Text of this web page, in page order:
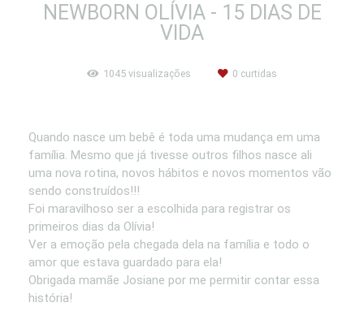
NEWBORN OLÍVIA - 15 DIAS DE
VIDA
1045 visualizações 0 curtidas
Quando nasce um bebê é toda uma mudança em uma
família. Mesmo que já tivesse outros filhos nasce ali
uma nova rotina, novos hábitos e novos momentos vão
sendo construídos!!!
Foi maravilhoso ser a escolhida para registrar os
primeiros dias da Olívia!
Ver a emoção pela chegada dela na família e todo o
amor que estava guardado para ela!
Obrigada mamãe Josiane por me permitir contar essa
história!